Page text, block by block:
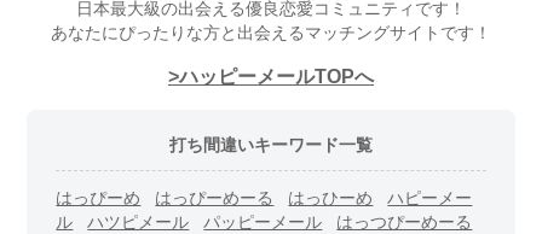
日本最大級の出会える優良恋愛コミュニティです！
あなたにぴったりな方と出会えるマッチングサイトです！
ハッピーメールTOPへ
打ち間違いキーワード一覧
はっぴーめ はっぴーめーる はっひーめ
ハピーメー
ル
ハツピメール パッピーメール
はっつぴーめーる